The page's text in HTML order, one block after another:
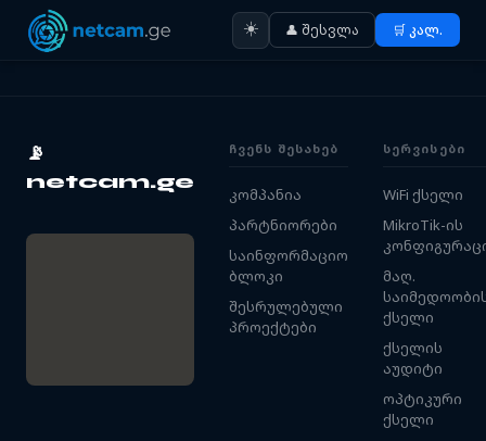
☀️ 👤 შესვლა 🛒 კალ.
📡
netcam.ge
ᲩᲕᲔᲜᲡ ᲨᲔᲡᲐᲮᲔᲑ
კომპანია
პარტნიორები
საინფორმაციო
ბლოკი
შესრულებული
პროექტები
ᲡᲔᲠᲕᲘᲡᲔᲑᲘ
WiFi ქსელი
MikroTik-ის
მაღ.
ქსელი
ქსელის
აუდიტი
ოპტიკური
ქსელი